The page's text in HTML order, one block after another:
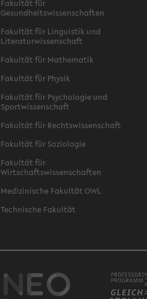
Fakultät für
Gesundheitswissenschaften
Fakultät für Linguistik und
Literaturwissenschaft
Fakultät für Mathematik
Fakultät für Physik
Fakultät für Psychologie und
Sportwissenschaft
Fakultät für Rechtswissenschaft
Fakultät für Soziologie
Fakultät für
Wirtschaftswissenschaften
Medizinische Fakultät OWL
Technische Fakultät